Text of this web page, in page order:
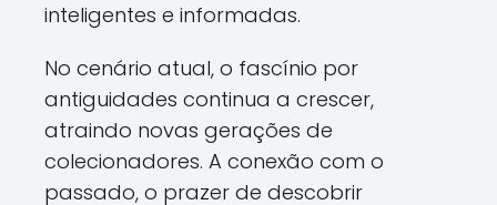
inteligentes e informadas.
No cenário atual, o fascínio por
antiguidades continua a crescer,
atraindo novas gerações de
colecionadores. A conexão com o
passado, o prazer de descobrir